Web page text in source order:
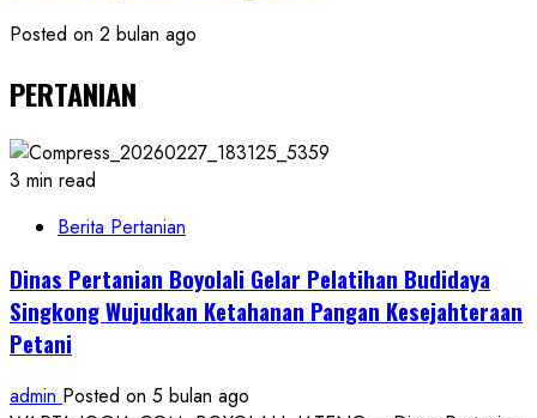
Posted on 2 bulan ago
PERTANIAN
3 min read
Berita Pertanian
Dinas Pertanian Boyolali Gelar Pelatihan Budidaya
Singkong Wujudkan Ketahanan Pangan Kesejahteraan
Petani
admin Posted on 5 bulan ago